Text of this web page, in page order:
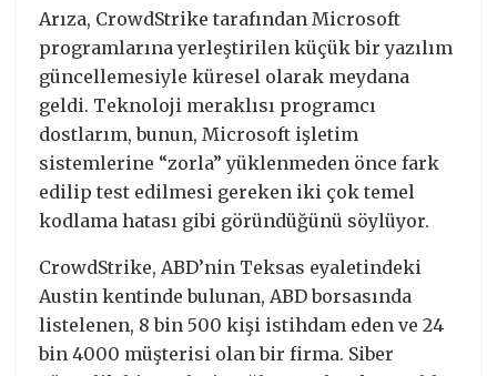
Arıza, CrowdStrike tarafından Microsoft
programlarına yerleştirilen küçük bir yazılım
güncellemesiyle küresel olarak meydana
geldi. Teknoloji meraklısı programcı
dostlarım, bunun, Microsoft işletim
sistemlerine “zorla” yüklenmeden önce fark
edilip test edilmesi gereken iki çok temel
kodlama hatası gibi göründüğünü söylüyor.
CrowdStrike, ABD’nin Teksas eyaletindeki
Austin kentinde bulunan, ABD borsasında
listelenen, 8 bin 500 kişi istihdam eden ve 24
bin 4000 müşterisi olan bir firma. Siber